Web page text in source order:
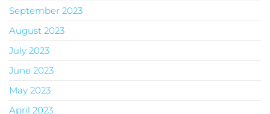
September 2023
August 2023
July 2023
June 2023
May 2023
April 2023